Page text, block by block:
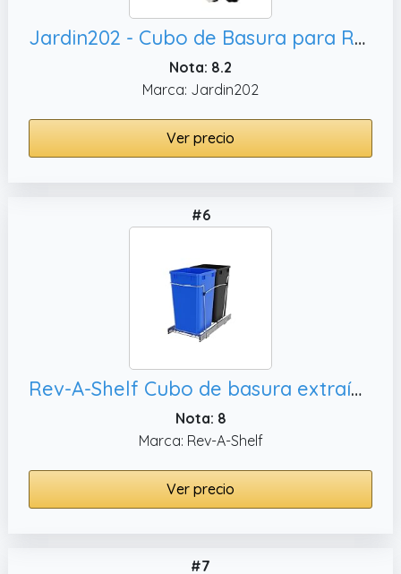
Jardin202 - Cubo de Basura para Reciclaje Triple 70L | 3 Compartimentos con Pedal y Tapa Hermetica | Vertical y Ergonómico | Duradero | 70 litros (Gris)
Nota: 8.2
Marca: Jardin202
Ver precio
#6
Rev-A-Shelf Cubo de basura extraíble para armarios de cocina, RV-15KD-2218C-S
Nota: 8
Marca: Rev-A-Shelf
Ver precio
#7